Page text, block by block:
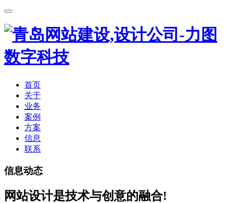
首页
关于
业务
案例
方案
信息
联系
信息动态
网站设计是技术与创意的融合!